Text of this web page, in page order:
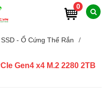
0
SSD - Ổ Cứng Thể Rắn
Gen4 x4 M.2 2280 2TB